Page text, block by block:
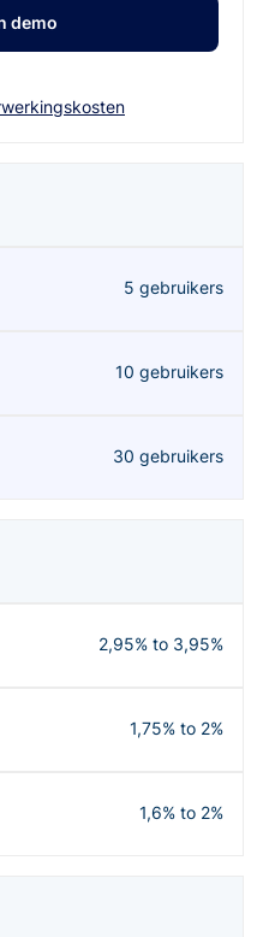
demo
5 gebruikers
10 gebruikers
30 gebruikers
2,95% to 3,95%
1,75% to 2%
1,6% to 2%